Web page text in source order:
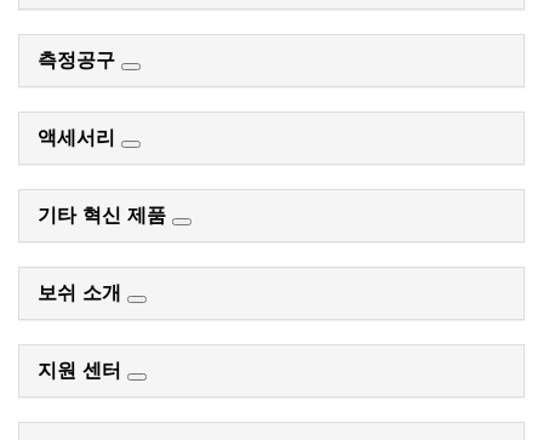
측정공구
액세서리
기타 혁신 제품
보쉬 소개
지원 센터